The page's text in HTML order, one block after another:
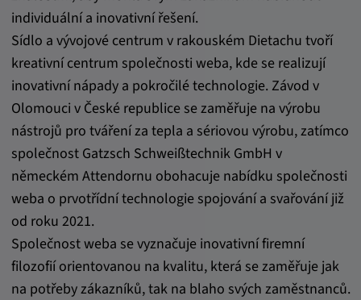
individuální a inovativní řešení.
Sídlo a vývojové centrum v rakouském Dietachu tvoří
kreativní centrum společnosti weba, kde se realizují
inovativní nápady a pokročilé technologie. Závod v
Olomouci v České republice se zaměřuje na výrobu
nástrojů pro tváření za tepla a sériovou výrobu, zatímco
společnost Gatzsch Schweißtechnik GmbH v
německém Attendornu obohacuje nabídku společnosti
weba o prvotřídní technologie spojování a svařování již
od roku 2021.
Společnost weba se vyznačuje inovativní firemní
filozofií orientovanou na kvalitu, která se zaměřuje jak
na potřeby zákazníků, tak na blaho svých zaměstnanců.